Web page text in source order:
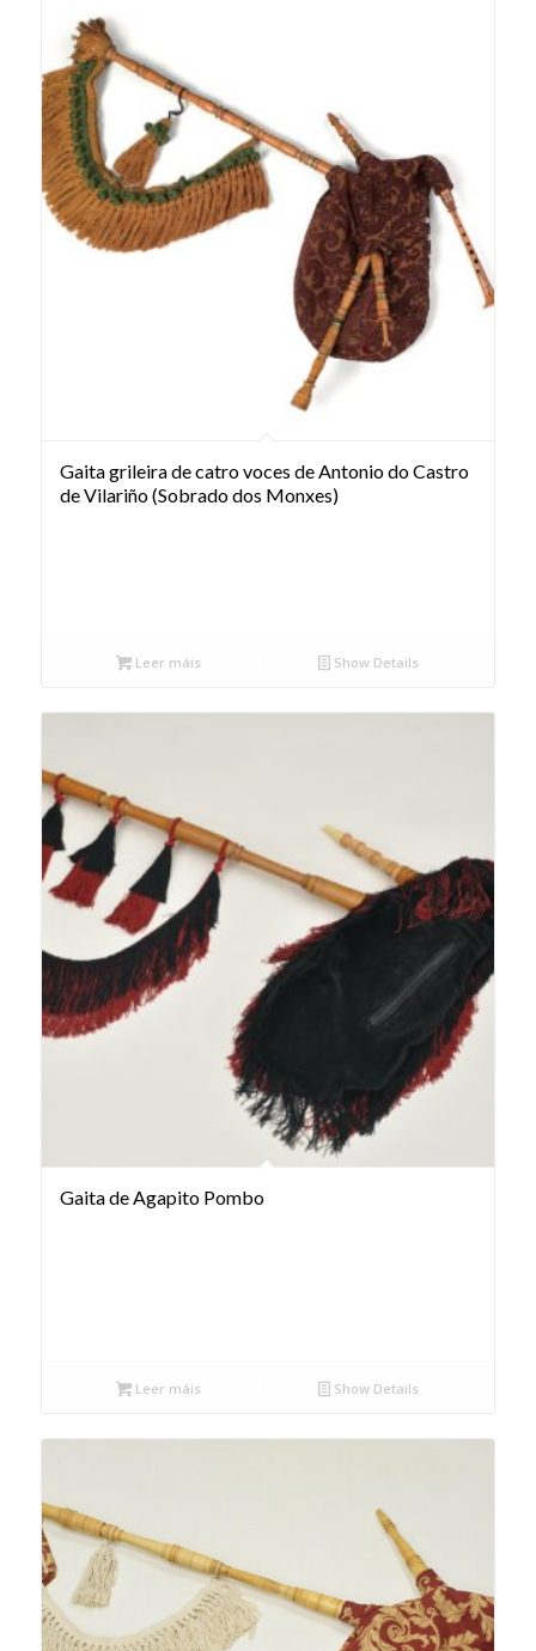
Gaita grileira de catro voces de Antonio do Castro
de Vilariño (Sobrado dos Monxes)
Leer máis Show Details
Gaita de Agapito Pombo
Leer máis Show Details